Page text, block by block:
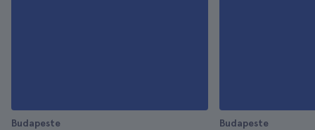
Budapeste Budapeste